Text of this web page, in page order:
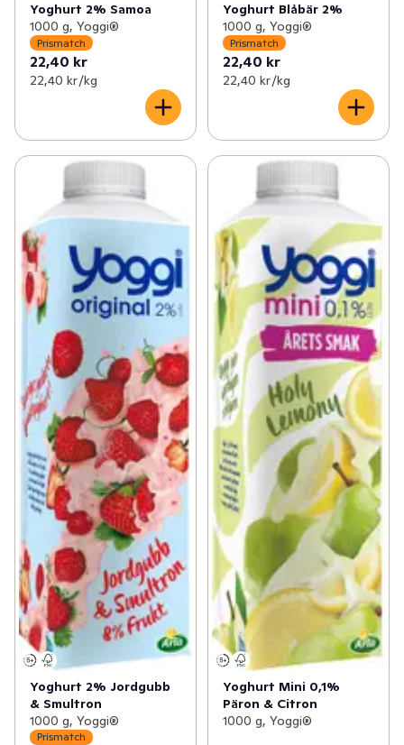
Yoghurt 2% Samoa
1000 g, Yoggi®
Prismatch
22,40 kr
22,40 kr /kg
Yoghurt Blåbär 2%
1000 g, Yoggi®
Prismatch
22,40 kr
22,40 kr /kg
Yoghurt 2% Jordgubb
& Smultron
1000 g, Yoggi®
Prismatch
Yoghurt Mini 0,1%
Päron & Citron
1000 g, Yoggi®